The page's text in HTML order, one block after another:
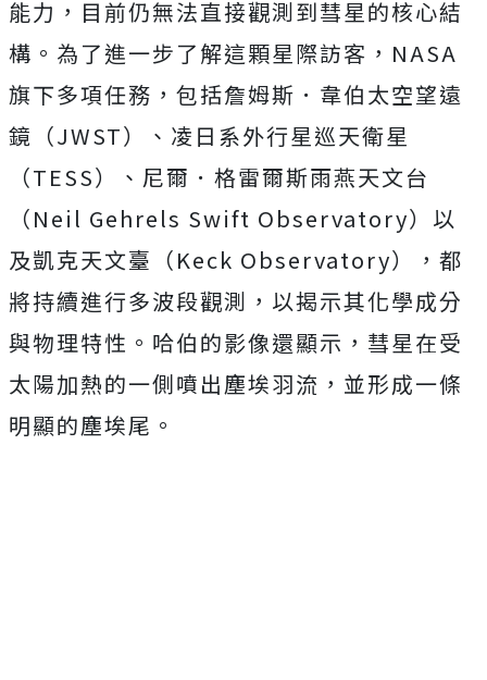
能力，目前仍無法直接觀測到彗星的核心結
構。 為了進一步了解這顆星際訪客，NASA
旗下多項任務，包括詹姆斯．韋伯太空望遠
鏡（JWST）、凌日系外行星巡天衛星
（TESS）、尼爾．格雷爾斯雨燕天文台
（Neil Gehrels Swift Observatory）以
及凱克天文臺（Keck Observatory），都
將持續進行多波段觀測，以揭示其化學成分
與物理特性。哈伯的影像還顯示，彗星在受
太陽加熱的一側噴出塵埃羽流，並形成一條
明顯的塵埃尾。